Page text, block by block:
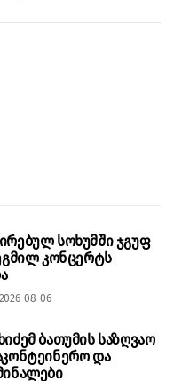
სოხუმში ჯგუფ
კონცერტს
2026-08-06
ბათუმის საზღვაო
და